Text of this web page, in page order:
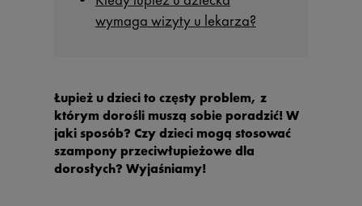
wymaga wizyty u lekarza?
Łupież u dzieci to częsty problem, z
którym dorośli muszą sobie poradzić! W
jaki sposób? Czy dzieci mogą stosować
szampony przeciwłupieżowe dla
dorosłych? Wyjaśniamy!